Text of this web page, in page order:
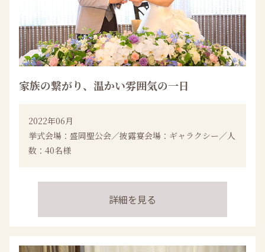
家族の繋がり、温かい雰囲気の一日
2022年06月
挙式会場：盛岡聖公会／披露宴会場：ギャラクシー／人
数：40名様
詳細を見る